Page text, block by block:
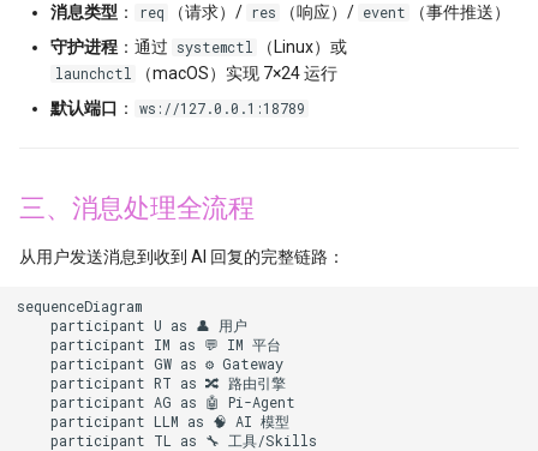
消息类型 ： req （请求）/ res （响应）/ event
（事件推送）
守护进程 ：通过 systemctl （Linux）或
launchctl
（macOS）实现 7×24 运行
默认端口 ： ws://127.0.0.1:18789
三、消息处理全流程
从用户发送消息到收到 AI 回复的完整链路：
sequenceDiagram
    participant U as 👤 用户
    participant IM as 💬 IM 平台
    participant GW as ⚙️ Gateway
    participant RT as 🔀 路由引擎
    participant AG as 🤖 Pi-Agent
    participant LLM as 🧠 AI 模型
    participant TL as 🔧 工具/Skills